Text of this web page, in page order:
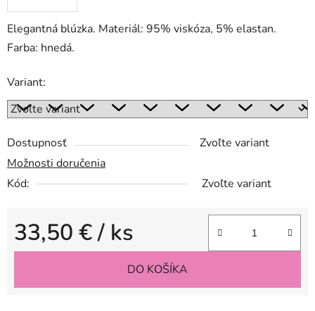
Elegantná blúzka. Materiál: 95% viskóza, 5% elastan.
Farba: hnedá.
Variant:
Dostupnosť
Zvoľte variant
Možnosti doručenia
Kód:
Zvoľte variant
33,50 €/ ks
Jednotková cena:
DO KOŠÍKA